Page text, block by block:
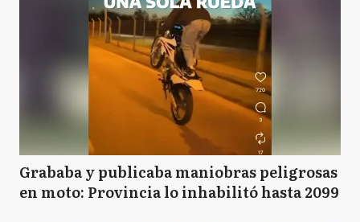
Grababa y publicaba maniobras peligrosas
en moto: Provincia lo inhabilitó hasta 2099